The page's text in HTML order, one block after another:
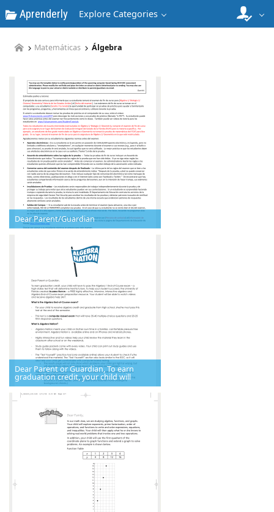
Aprenderly Explore Categories
Matemáticas Álgebra
Dear Parent/Guardian
Dear Parent or Guardian, To earn
graduation credit, your child will